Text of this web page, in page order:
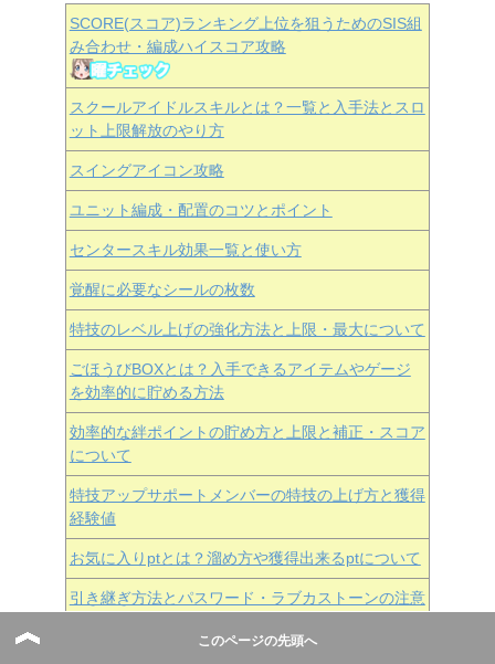
SCORE(スコア)ランキング上位を狙うためのSIS組
み合わせ・編成ハイスコア攻略
スクールアイドルスキルとは？一覧と入手法とスロ
ット上限解放のやり方
スイングアイコン攻略
ユニット編成・配置のコツとポイント
センタースキル効果一覧と使い方
覚醒に必要なシールの枚数
特技のレベル上げの強化方法と上限・最大について
ごほうびBOXとは？入手できるアイテムやゲージ
を効率的に貯める方法
効率的な絆ポイントの貯め方と上限と補正・スコア
について
特技アップサポートメンバーの特技の上げ方と獲得
経験値
お気に入りptとは？溜め方や獲得出来るptについて
引き継ぎ方法とパスワード・ラブカストーンの注意
このページの先頭へ